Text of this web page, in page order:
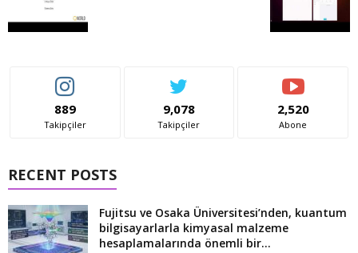
889
Takipçiler
9,078
Takipçiler
2,520
Abone
RECENT POSTS
Fujitsu ve Osaka Üniversitesi’nden, kuantum
bilgisayarlarla kimyasal malzeme
hesaplamalarında önemli bir...